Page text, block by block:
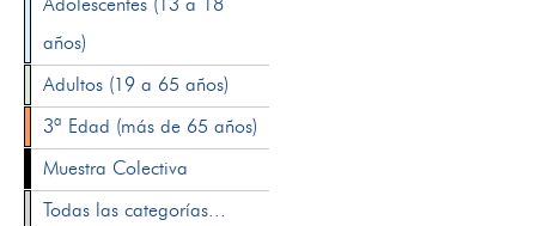
años)
Adultos (19 a 65 años)
3ª Edad (más de 65 años)
Muestra Colectiva
Todas las categorías...